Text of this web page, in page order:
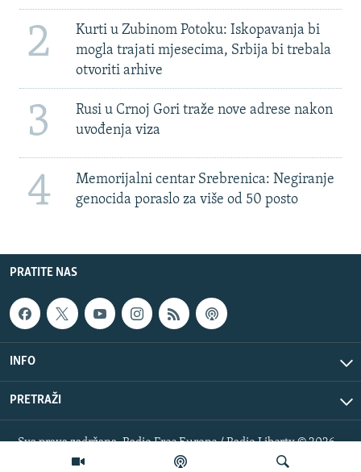
2
Kurti u Zubinom Potoku: Iskopavanja bi
mogla trajati mjesecima, Srbija bi trebala
otvoriti arhive
3
Rusi u Crnoj Gori traže nove adrese nakon
uvođenja viza
4
Memorijalni centar Srebrenica: Negiranje
genocida poraslo za više od 50 posto
PRATITE NAS
INFO
PRETRAŽI
Sva prava zadržana. Radio Free Europe / Radio Liberty © 2026
RFE/RL, Inc.